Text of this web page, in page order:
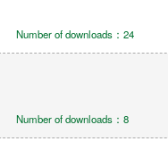
Number of downloads：24
Number of downloads：8